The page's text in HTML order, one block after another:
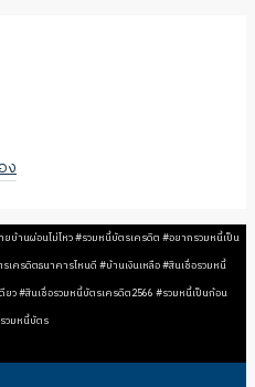
ง
านผ่อนไม่ไหว #รวมหนี้บัตรเครดิต #อยากรวมหนี้เป็น
เครดิตธนาคารไหนดี #บ้านเงินเหลือ #สินเชื่อรวมหนี้
ว #สินเชื่อรวมหนี้บัตรเครดิต2566 #รวมหนี้เป็นก้อน
วมหนี้บัตร